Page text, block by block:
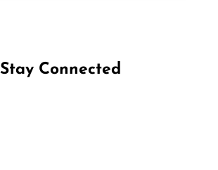
Stay Connected